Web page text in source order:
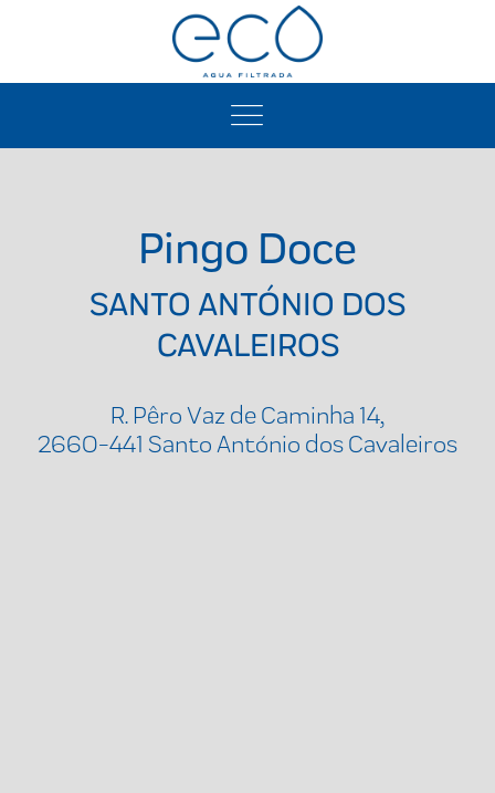
Pingo Doce
SANTO ANTÓNIO DOS
CAVALEIROS
R. Pêro Vaz de Caminha 14,
2660-441 Santo António dos Cavaleiros